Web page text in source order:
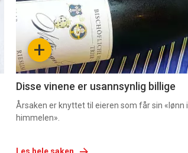
nå
2 +
Disse vinene er usannsynlig billige
Årsaken er knyttet til eieren som får sin «lønn i
himmelen».